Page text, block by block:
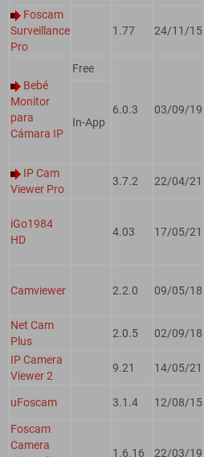
Foscam
Surveillance
Pro
1.77 24/11/15
Bebé
Monitor
para
Cámara IP
Free
6.0.3 03/09/19
In-App
IP Cam
Viewer Pro
3.7.2 22/04/21
iGo1984
HD
4.03 17/05/21
Camviewer 2.2.0 09/05/18
Net Cam
Plus
2.0.5 02/09/18
IP Camera
Viewer 2
9.21 14/05/21
uFoscam 3.1.4 12/08/15
Foscam
Camera
1.6.16 22/03/19